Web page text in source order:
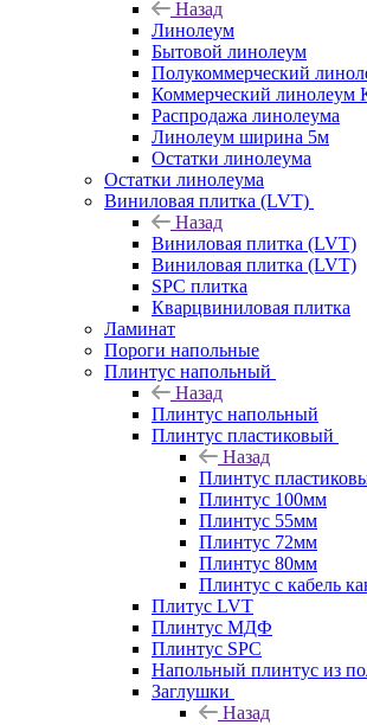
Назад
Линолеум
Бытовой линолеум
Полукоммерческий
Коммерческий линолеум
Распродажа линолеума
Линолеум ширина 5м
Остатки линолеума
Остатки линолеума
Виниловая плитка (LVT)
Назад
Виниловая плитка (LVT)
Виниловая плитка (LVT)
SPC плитка
Кварцвиниловая плитка
Ламинат
Пороги напольные
Плинтус напольный
Назад
Плинтус напольный
Плинтус пластиковый
Назад
Плинтус
Плинтус 100мм
Плинтус 55мм
Плинтус 72мм
Плинтус 80мм
Плинтус с кабель
Плитус LVT
Плинтус МДФ
Плинтус SPC
Напольный плинтус из
Заглушки
Назад